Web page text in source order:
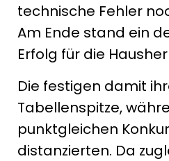
technische Fehler
Am Ende stand ein
Erfolg für die
Die festigen damit
Tabellenspitze,
punktgleichen
distanzierten. Da